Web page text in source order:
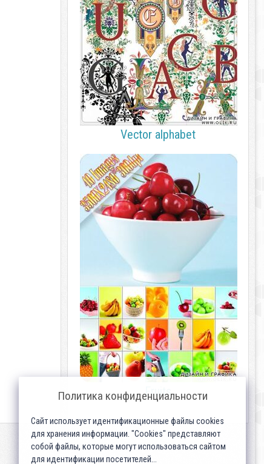
Vector alphabet
Fruits
Политика конфиденциальности
Сайт использует идентификационные файлы cookies
для хранения информации. "Cookies" представляют
собой файлы, которые могут использоваться сайтом
для идентификации посетителей...